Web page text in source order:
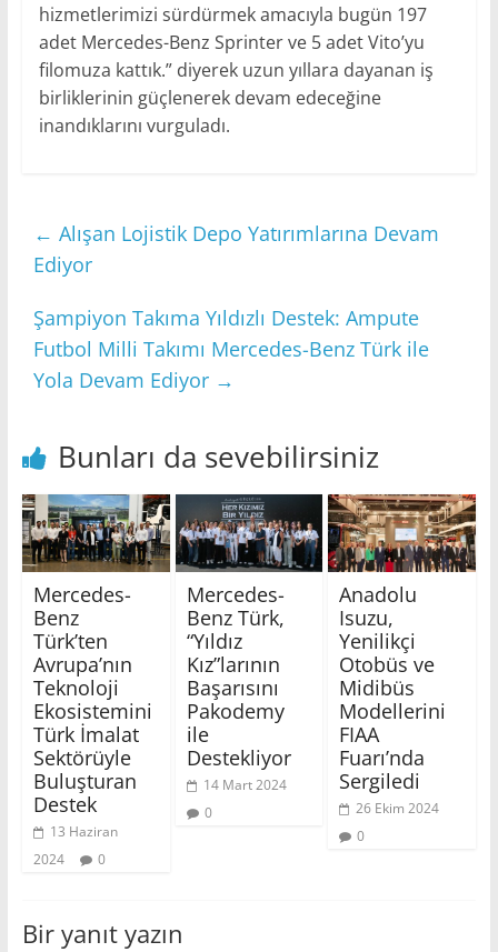
hizmetlerimizi sürdürmek amacıyla bugün 197
adet Mercedes-Benz Sprinter ve 5 adet Vito’yu
filomuza kattık.” diyerek uzun yıllara dayanan iş
birliklerinin güçlenerek devam edeceğine
inandıklarını vurguladı.
← Alışan Lojistik Depo Yatırımlarına Devam
Ediyor
Şampiyon Takıma Yıldızlı Destek: Ampute
Futbol Milli Takımı Mercedes-Benz Türk ile
Yola Devam Ediyor →
Bunları da sevebilirsiniz
Mercedes-
Benz
Türk’ten
Avrupa’nın
Teknoloji
Ekosistemini
Türk İmalat
Sektörüyle
Buluşturan
Destek
13 Haziran
2024
0
Mercedes-
Benz Türk,
“Yıldız
Kız”larının
Başarısını
Pakodemy
ile
Destekliyor
14 Mart 2024
0
Anadolu
Isuzu,
Yenilikçi
Otobüs ve
Midibüs
Modellerini
FIAA
Fuarı’nda
Sergiledi
26 Ekim 2024
0
Bir yanıt yazın